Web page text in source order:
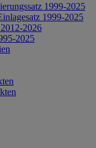
1999-2025
1999-2025
2026
2025